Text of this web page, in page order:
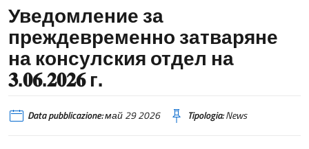
Уведомление за
преждевременно затваряне
на консулския отдел на
𝟑.𝟎𝟔.𝟐𝟎𝟐𝟔 г.
Data pubblicazione:май 29 2026 Tipologia:News